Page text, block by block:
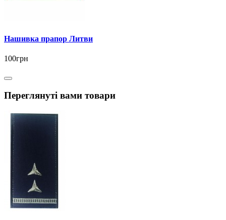
Нашивка прапор Литви
100грн
Переглянуті вами товари